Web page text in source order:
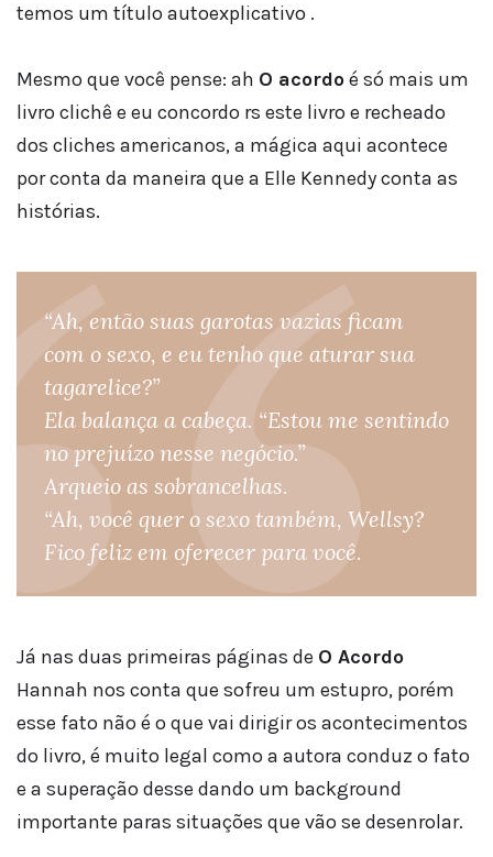
temos um título autoexplicativo .
Mesmo que você pense: ah O acordoé só mais um
livro clichê e eu concordo rs este livro e recheado
dos cliches americanos, a mágica aqui acontece
por conta da maneira que a Elle Kennedy conta as
histórias.
“Ah, então suas garotas vazias ficam
com o sexo, e eu tenho que aturar sua
tagarelice?”
Ela balança a cabeça. “Estou me sentindo
no prejuízo nesse negócio.”
Arqueio as sobrancelhas.
“Ah, você quer o sexo também, Wellsy?
Fico feliz em oferecer para você.
Já nas duas primeiras páginas de O Acordo
Hannah nos conta que sofreu um estupro, porém
esse fato não é o que vai dirigir os acontecimentos
do livro, é muito legal como a autora conduz o fato
e a superação desse dando um background
importante paras situações que vão se desenrolar.